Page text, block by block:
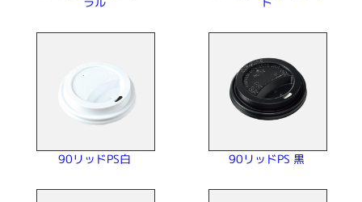
90リッドPS白 90リッドPS 黒